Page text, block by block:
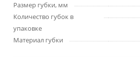
Размер губки, мм
Количество губок в
упаковке
Материал губки